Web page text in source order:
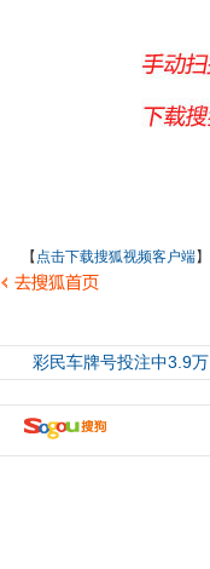
【 点击下载搜狐视频客户端】
彩民车牌号投注中3.9万